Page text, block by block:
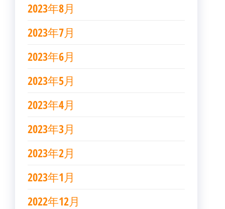
2023年8月
2023年7月
2023年6月
2023年5月
2023年4月
2023年3月
2023年2月
2023年1月
2022年12月